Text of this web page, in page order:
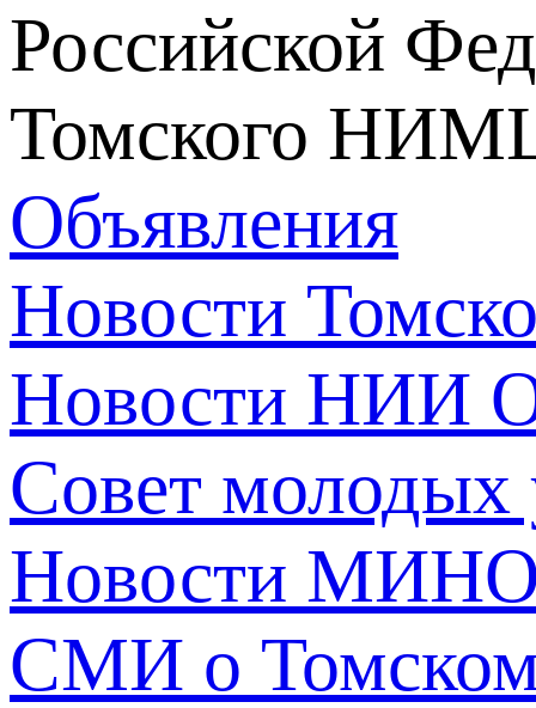
Российской
Томского
Объявления
Новости
Новости НИИ
Совет молодых
Новости
СМИ о